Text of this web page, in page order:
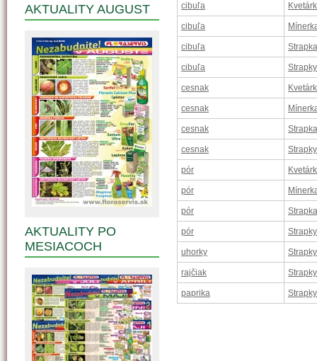
cibuľa
cibuľa
cibuľa
cibuľa Strapky
cesnak
cesnak
cesnak
cesnak Strapky
pór
pór
pór
pór Strapky
uhorky Strapky
rajčiak Strapky
paprika Strapky
AKTUALITY AUGUST
AKTUALITY PO
MESIACOCH